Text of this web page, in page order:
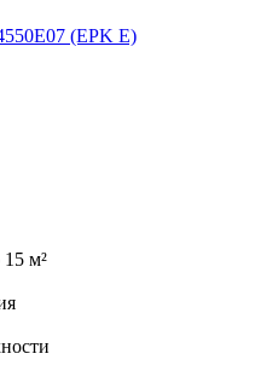
(EPK E)
м²